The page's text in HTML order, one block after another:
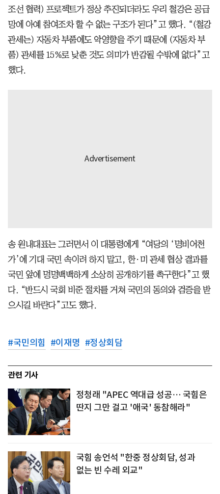
조선 협력) 프로젝트가 정상 추진되더라도 우리 철강은 공급
망에 아예 참여조차 할 수 없는 구조가 된다”고 했다. “(철강
관세는) 자동차 부품에도 악영향을 주기 때문에 (자동차 부
품) 관세를 15%로 낮춘 것도 의미가 반감될 수밖에 없다”고
했다.
송 원내대표는 그러면서 이 대통령에게 “여당의 ‘명비어천
가’에 기대 국민 속이려 하지 말고, 한·미 관세 협상 결과를
국민 앞에 명명백백하게 소상히 공개하기를 촉구한다”고 했
다. “반드시 국회 비준 절차를 거쳐 국민의 동의와 검증을 받
으시길 바란다”고도 했다.
#국민의힘 #이재명 #정상회담
관련 기사
정청래 "APEC 역대급 성공… 국힘은
딴지 그만 걸고 '애국' 동참해라"
국힘 송언석 "한중 정상회담, 성과
없는 빈 수레 외교"